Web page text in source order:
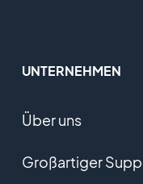
UNTERNEHMEN
Über uns
Großartiger